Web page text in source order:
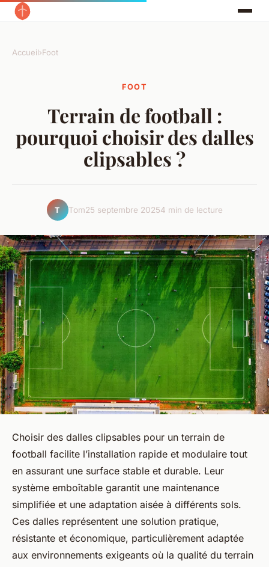
Accueil›Foot
FOOT
Terrain de football :
pourquoi choisir des dalles
clipsables ?
T Tom25 septembre 20254 min de lecture
Choisir des dalles clipsables pour un terrain de
football facilite l’installation rapide et modulaire tout
en assurant une surface stable et durable. Leur
système emboîtable garantit une maintenance
simplifiée et une adaptation aisée à différents sols.
Ces dalles représentent une solution pratique,
résistante et économique, particulièrement adaptée
aux environnements exigeants où la qualité du terrain